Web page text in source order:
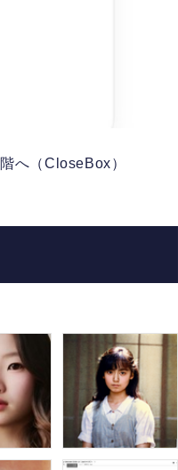
へ（CloseBox）